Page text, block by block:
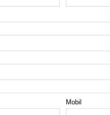
Mobil